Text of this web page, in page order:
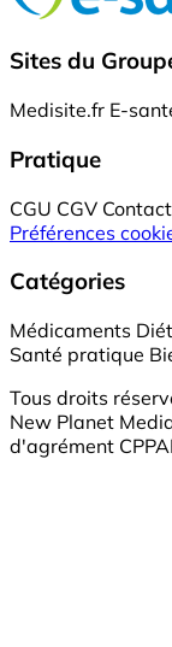
Sites du
Medisite.fr E-
Pratique
CGU CGV Contact
Préférences
Catégories
Médicaments
Santé pratique
Tous droits
New Planet
d'agrément